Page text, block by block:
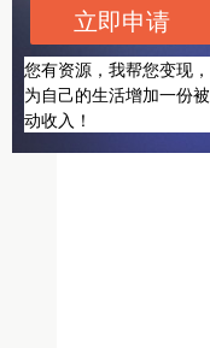
立即申请
您有资源，我帮您变现，
为自己的生活增加一份被
动收入！